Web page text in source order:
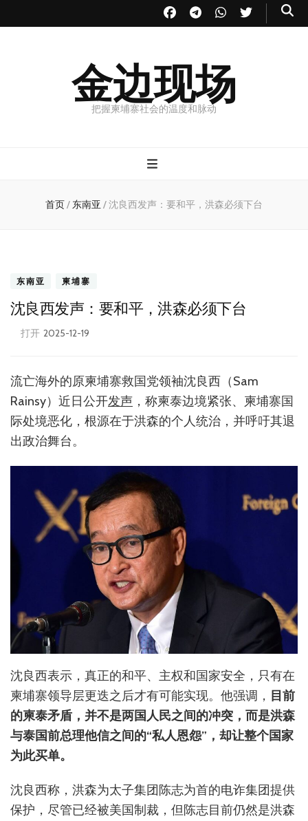
金边现场
把握柬埔寨社会的温度和脉动
首页/ 东南亚 /沈良西发声：要和平，洪森必须下台
东南亚 柬埔寨
沈良西发声：要和平，洪森必须下台
打开 2025-12-19
流亡海外的原柬埔寨救国党领袖沈良西（Sam
Rainsy）近日公开发声 ，称柬泰边境紧张、柬埔寨国
际处境恶化，根源在于洪森的个人统治，并呼吁其退
出政治舞台。
沈良西表示，真正的和平、主权和国家安全，只有在
柬埔寨领导层更迭之后才有可能实现。他强调， 目前
的柬泰矛盾，并不是两国人民之间的冲突，而是洪森
与泰国前总理他信之间的“私人恩怨”，却让整个国家
为此买单。
沈良西称，洪森为太子集团陈志为首的电诈集团提供
保护，尽管已经被美国制裁，但陈志目前仍然是洪森